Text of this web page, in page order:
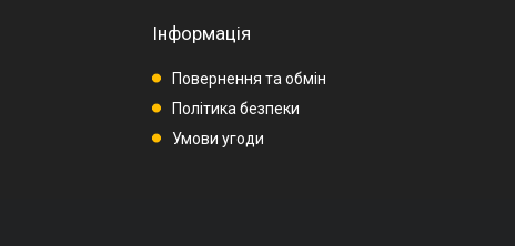
Інформація
Повернення та обмін
Політика безпеки
Умови угоди